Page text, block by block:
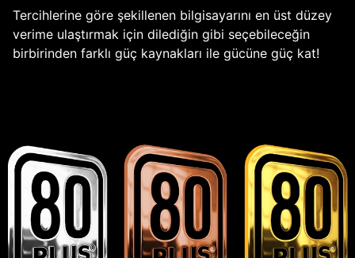
Tercihlerine göre şekillenen bilgisayarını en üst düzey
verime ulaştırmak için dilediğin gibi seçebileceğin
birbirinden farklı güç kaynakları ile gücüne güç kat!